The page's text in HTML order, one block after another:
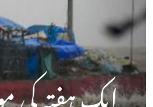
ایک ہفتہ کی